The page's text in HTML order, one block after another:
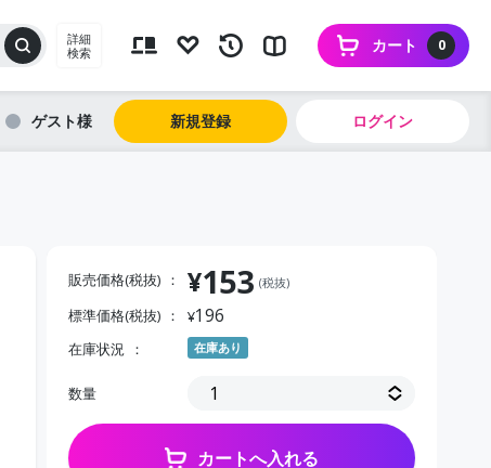
詳細
検索
0
カート
ゲスト 新規登録 ログイン
販売価格(税抜) ¥153 (税抜)
標準価格(税抜) ¥196
在庫状況 在庫あり
数量
カートへ入れる